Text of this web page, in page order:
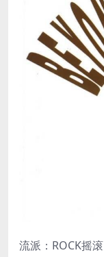
流派：ROCK摇滚